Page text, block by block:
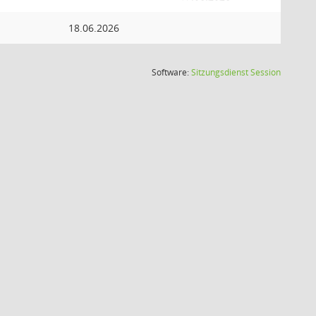
18.06.2026
Software:SitzungsdienstSession(Wird in